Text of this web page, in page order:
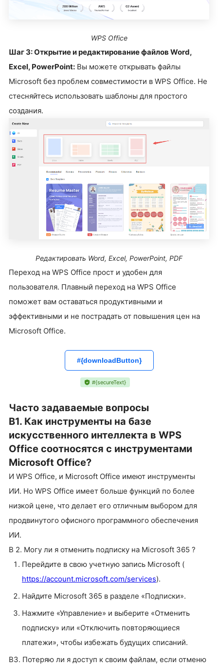
WPS Office
Шаг 3: Открытие и редактирование файлов Word,
Excel, PowerPoint: Вы можете открывать файлы
Microsoft без проблем совместимости в WPS Office. Не
стесняйтесь использовать шаблоны для простого
создания.
Редактировать Word, Excel, PowerPoint, PDF
Переход на WPS Office прост и удобен для
пользователя. Плавный переход на WPS Office
поможет вам оставаться продуктивными и
эффективными и не пострадать от повышения цен на
Microsoft Office.
#{downloadButton}
#{secureText}
Часто задаваемые вопросы
В1. Как инструменты на базе
искусственного интеллекта в WPS
Office соотносятся с инструментами
Microsoft Office?
И WPS Office, и Microsoft Office имеют инструменты
ИИ. Но WPS Office имеет больше функций по более
низкой цене, что делает его отличным выбором для
продвинутого офисного программного обеспечения
ИИ.
В 2. Могу ли я отменить подписку на Microsoft 365 ?
Перейдите в свою учетную запись Microsoft (
https://account.microsoft.com/services).
Найдите Microsoft 365 в разделе «Подписки».
Нажмите «Управление» и выберите «Отменить
подписку» или «Отключить повторяющиеся
платежи», чтобы избежать будущих списаний.
В3. Потеряю ли я доступ к своим файлам, если отменю